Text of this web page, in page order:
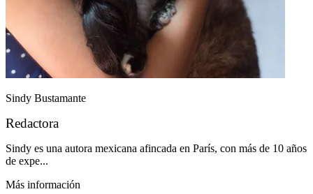
Sindy Bustamante
Redactora
Sindy es una autora mexicana afincada en París, con más de 10 años
de expe...
Más información